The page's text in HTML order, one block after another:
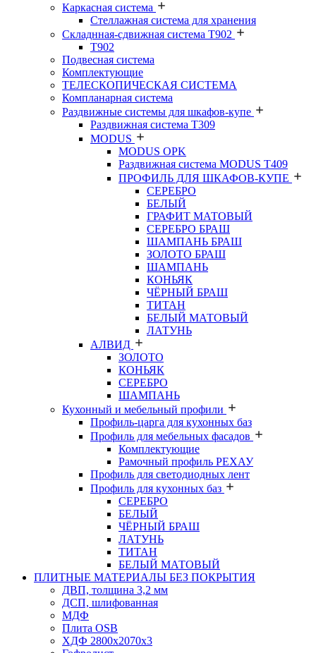
Каркасная система
Стеллажная система для хранения
Складнная-сдвижная система Т902
T902
Подвесная система
Комплектующие
ТЕЛЕСКОПИЧЕСКАЯ СИСТЕМА
Компланарная система
Раздвижные системы для шкафов-купе
Раздвижная система Т309
MODUS
MODUS OPK
Раздвижная система MODUS T409
ПРОФИЛЬ ДЛЯ ШКАФОВ-КУПЕ
СЕРЕБРО
БЕЛЫЙ
ГРАФИТ МАТОВЫЙ
СЕРЕБРО БРАШ
ШАМПАНЬ БРАШ
ЗОЛОТО БРАШ
ШАМПАНЬ
КОНЬЯК
ЧЁРНЫЙ БРАШ
ТИТАН
БЕЛЫЙ МАТОВЫЙ
ЛАТУНЬ
АЛВИД
ЗОЛОТО
КОНЬЯК
СЕРЕБРО
ШАМПАНЬ
Кухонный и мебельный профили
Профиль-царга для кухонных баз
Профиль для мебельных фасадов
Комплектующие
Рамочный профиль РЕХАУ
Профиль для светодиодных лент
Профиль для кухонных баз
СЕРЕБРО
БЕЛЫЙ
ЧЁРНЫЙ БРАШ
ЛАТУНЬ
ТИТАН
БЕЛЫЙ МАТОВЫЙ
ПЛИТНЫЕ МАТЕРИАЛЫ БЕЗ ПОКРЫТИЯ
ДВП, толщина 3,2 мм
ДСП, шлифованная
МДФ
Плита OSB
ХДФ 2800х2070х3